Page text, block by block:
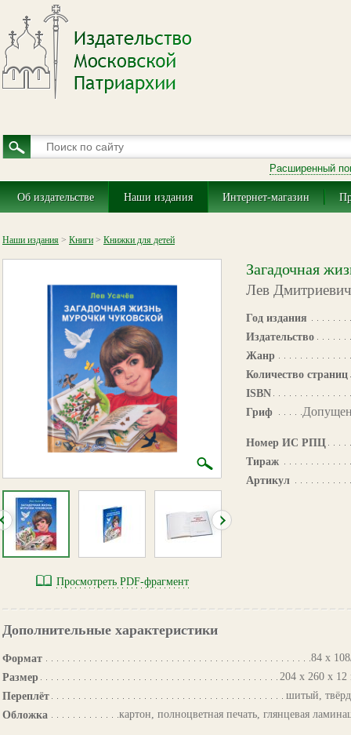
Расширенный
Об издательстве Наши издания Интернет-магазин
Наши издания > Книги > Книжки для детей
Просмотреть PDF-фрагмент
Загадочная
Лев
Год издания
Издательство
Жанр
Количество страниц
ISBN
Гриф
Номер ИС РПЦ
Тираж
Артикул
Дополнительные характеристики
Формат
84 х
Размер
204 х 260 х
Переплёт
шитый,
Обложка
картон, полноцветная печать, глянцевая